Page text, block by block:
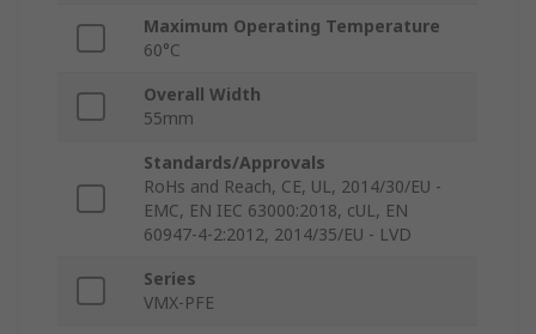
Maximum Operating Temperature
60°C
Overall Width
55mm
Standards/Approvals
RoHs and Reach, CE, UL, 2014/30/EU -
EMC, EN IEC 63000:2018, cUL, EN
60947-4-2:2012, 2014/35/EU - LVD
Series
VMX-PFE